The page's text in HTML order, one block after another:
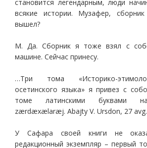
становится легендарным, люди
всякие истории. Музафер,
вышел?
М. Да. Сборник я тоже взял с
машине. Сейчас принесу.
…Три тома «Историко-
осетинского языка» я привез с
томе латинскими буквами
zærdæxælaræj. Abajty V. Ursdon, 27 avg.
У Сафара своей книги не
редакционный экземпляр – первый